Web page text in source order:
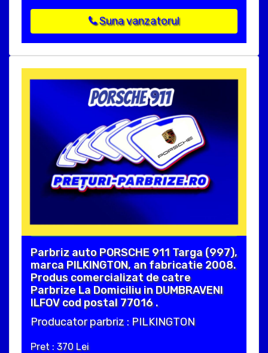
Suna vanzatorul
Parbriz auto PORSCHE 911 Targa (997),
marca PILKINGTON, an fabricatie 2008.
Produs comercializat de catre
Parbrize La Domiciliu in DUMBRAVENI
ILFOV cod postal 77016 .
Producator parbriz : PILKINGTON
Pret : 370 Lei